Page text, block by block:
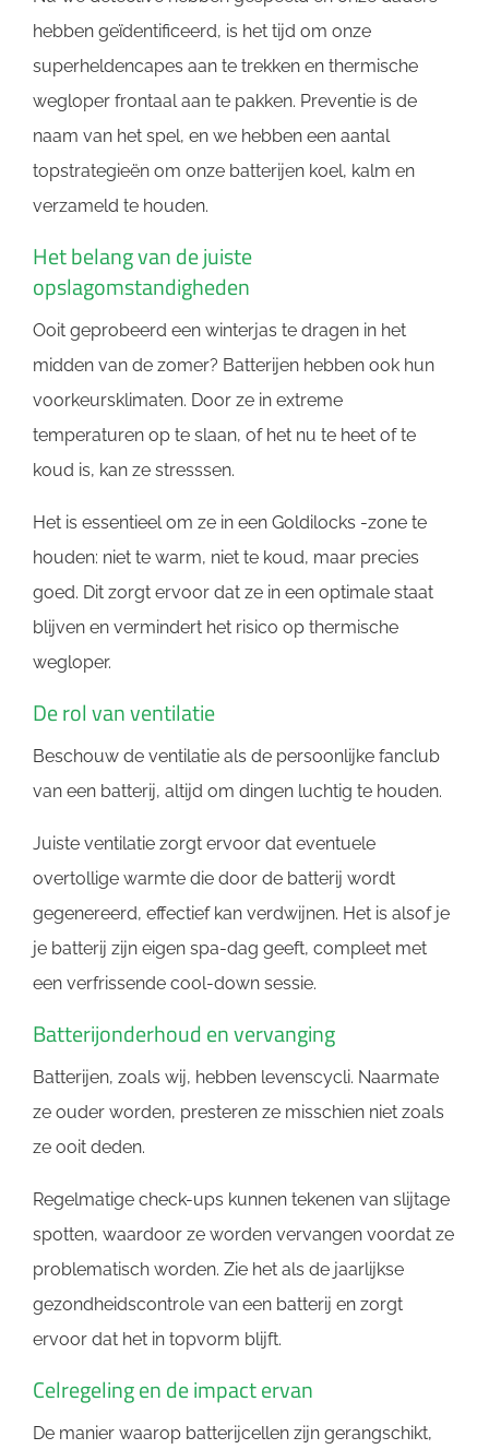
hebben geïdentificeerd, is het tijd om onze
superheldencapes aan te trekken en thermische
wegloper frontaal aan te pakken. Preventie is de
naam van het spel, en we hebben een aantal
topstrategieën om onze batterijen koel, kalm en
verzameld te houden.
Het belang van de juiste
opslagomstandigheden
Ooit geprobeerd een winterjas te dragen in het
midden van de zomer? Batterijen hebben ook hun
voorkeursklimaten. Door ze in extreme
temperaturen op te slaan, of het nu te heet of te
koud is, kan ze stresssen.
Het is essentieel om ze in een Goldilocks -zone te
houden: niet te warm, niet te koud, maar precies
goed. Dit zorgt ervoor dat ze in een optimale staat
blijven en vermindert het risico op thermische
wegloper.
De rol van ventilatie
Beschouw de ventilatie als de persoonlijke fanclub
van een batterij, altijd om dingen luchtig te houden.
Juiste ventilatie zorgt ervoor dat eventuele
overtollige warmte die door de batterij wordt
gegenereerd, effectief kan verdwijnen. Het is alsof je
je batterij zijn eigen spa-dag geeft, compleet met
een verfrissende cool-down sessie.
Batterijonderhoud en vervanging
Batterijen, zoals wij, hebben levenscycli. Naarmate
ze ouder worden, presteren ze misschien niet zoals
ze ooit deden.
Regelmatige check-ups kunnen tekenen van slijtage
spotten, waardoor ze worden vervangen voordat ze
problematisch worden. Zie het als de jaarlijkse
gezondheidscontrole van een batterij en zorgt
ervoor dat het in topvorm blijft.
Celregeling en de impact ervan
De manier waarop batterijcellen zijn gerangschikt,